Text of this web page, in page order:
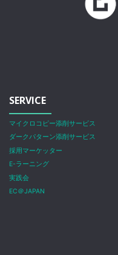
SERVICE
マイクロコピー添削サービス
ダークパターン添削サービス
採用マーケッター
E-ラーニング
実践会
EC＠JAPAN